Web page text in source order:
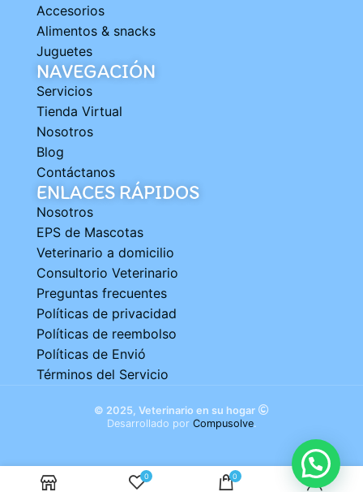
Accesorios
Alimentos & snacks
Juguetes
NAVEGACIÓN
Servicios
Tienda Virtual
Nosotros
Blog
Contáctanos
ENLACES RÁPIDOS
Nosotros
EPS de Mascotas
Veterinario a domicilio
Consultorio Veterinario
Preguntas frecuentes
Políticas de privacidad
Políticas de reembolso
Políticas de Envió
Términos del Servicio
© 2025, Veterinario en su hogar
Desarrollado por Compusolve.
0 0